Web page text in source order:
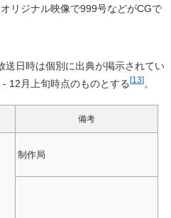
リジナル映像で999号などがCGで
送日時は個別に出典が掲示されてい
12月上旬時点のものとする [13] 。
備考
制作局